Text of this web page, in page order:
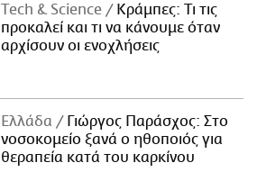
Τech & Science
Κράμπες: Τι τις
προκαλεί και τι να κάνουμε όταν
αρχίσουν οι ενοχλήσεις
Ελλάδα
Γιώργος Παράσχος: Στο
νοσοκομείο ξανά ο ηθοποιός για
θεραπεία κατά του καρκίνου